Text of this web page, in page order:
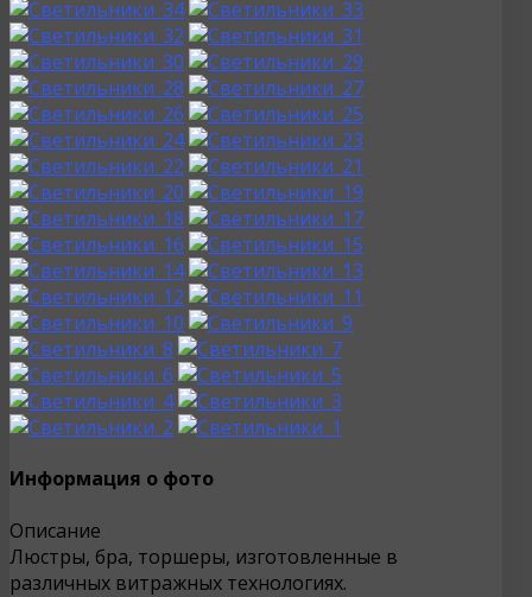
Информация о фото
Описание
Люстры, бра, торшеры, изготовленные в
различных витражных технологиях.